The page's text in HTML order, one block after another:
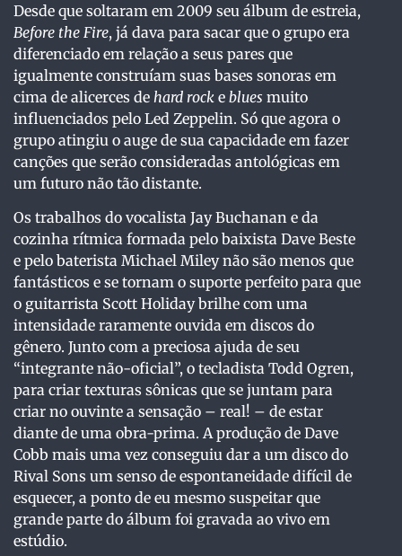
Desde que soltaram em 2009 seu álbum de estreia,
Before the Fire, já dava para sacar que o grupo era
diferenciado em relação a seus pares que
igualmente construíam suas bases sonoras em
cima de alicerces de hard rock e blues muito
influenciados pelo Led Zeppelin. Só que agora o
grupo atingiu o auge de sua capacidade em fazer
canções que serão consideradas antológicas em
um futuro não tão distante.
Os trabalhos do vocalista Jay Buchanan e da
cozinha rítmica formada pelo baixista Dave Beste
e pelo baterista Michael Miley não são menos que
fantásticos e se tornam o suporte perfeito para que
o guitarrista Scott Holiday brilhe com uma
intensidade raramente ouvida em discos do
gênero. Junto com a preciosa ajuda de seu
“integrante não-oficial”, o tecladista Todd Ogren,
para criar texturas sônicas que se juntam para
criar no ouvinte a sensação – real! – de estar
diante de uma obra-prima. A produção de Dave
Cobb mais uma vez conseguiu dar a um disco do
Rival Sons um senso de espontaneidade difícil de
esquecer, a ponto de eu mesmo suspeitar que
grande parte do álbum foi gravada ao vivo em
estúdio.